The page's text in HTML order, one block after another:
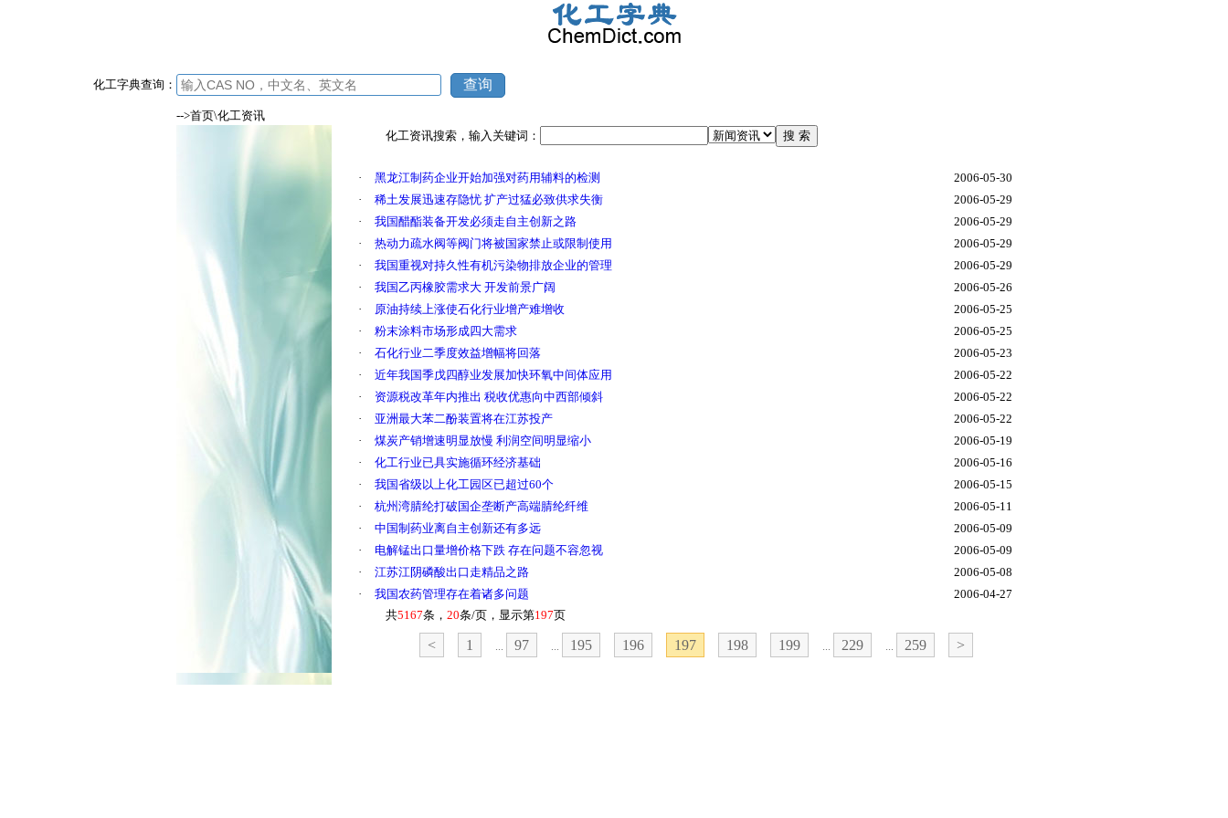
化工字典查询：
-->首页\化工资讯
化工资讯搜索，输入关键词：
· 黑龙江制药企业开始加强对药用辅料的检测
2006-05-30
·
稀土发展迅速存隐忧 扩产过猛必致供求失衡
2006-05-29
·
我国醋酯装备开发必须走自主创新之路
2006-05-29
·
热动力疏水阀等阀门将被国家禁止或限制使用
2006-05-29
·
我国重视对持久性有机污染物排放企业的管理
2006-05-29
·
我国乙丙橡胶需求大 开发前景广阔
2006-05-26
·
原油持续上涨使石化行业增产难增收
2006-05-25
·
粉末涂料市场形成四大需求
2006-05-25
·
石化行业二季度效益增幅将回落
2006-05-23
·
近年我国季戊四醇业发展加快环氧中间体应用
2006-05-22
·
资源税改革年内推出 税收优惠向中西部倾斜
2006-05-22
·
亚洲最大苯二酚装置将在江苏投产
2006-05-22
·
煤炭产销增速明显放慢 利润空间明显缩小
2006-05-19
·
化工行业已具实施循环经济基础
2006-05-16
·
我国省级以上化工园区已超过60个
2006-05-15
·
杭州湾腈纶打破国企垄断产高端腈纶纤维
2006-05-11
·
中国制药业离自主创新还有多远
2006-05-09
·
电解锰出口量增价格下跌 存在问题不容忽视
2006-05-09
·
江苏江阴磷酸出口走精品之路
2006-05-08
·
我国农药管理存在着诸多问题
2006-04-27
共5167条， 20条/页，显示第197页
< 1 ... 97 ... 195 196 197 198 199 ... 229 ... 259 >